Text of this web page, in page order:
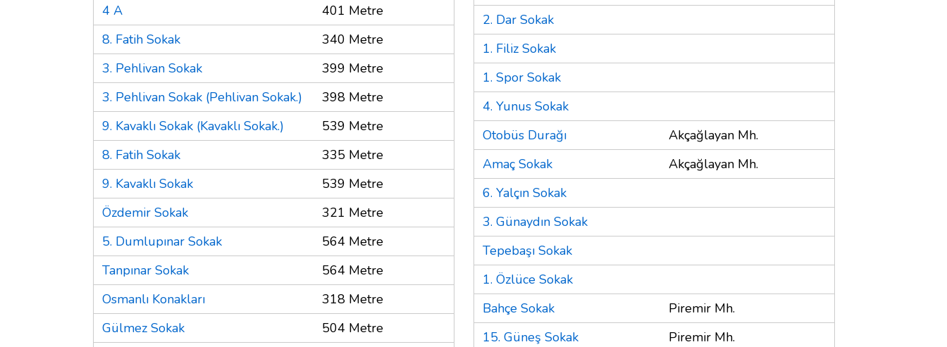
4 A
401 Metre
8. Fatih Sokak
340 Metre
3. Pehlivan Sokak
399 Metre
3. Pehlivan Sokak (Pehlivan Sokak.)
398 Metre
9. Kavaklı Sokak (Kavaklı Sokak.)
539 Metre
8. Fatih Sokak
335 Metre
9. Kavaklı Sokak
539 Metre
Özdemir Sokak
321 Metre
5. Dumlupınar Sokak
564 Metre
Tanpınar Sokak
564 Metre
Osmanlı Konakları
318 Metre
Gülmez Sokak
504 Metre
2. Dar Sokak
1. Filiz Sokak
1. Spor Sokak
4. Yunus Sokak
Otobüs Durağı
Akçağlayan Mh.
Amaç Sokak
Akçağlayan Mh.
6. Yalçın Sokak
3. Günaydın Sokak
Tepebaşı Sokak
1. Özlüce Sokak
Bahçe Sokak
Piremir Mh.
15. Güneş Sokak
Piremir Mh.